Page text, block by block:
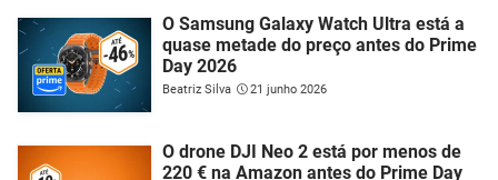
O Samsung Galaxy Watch Ultra está a
quase metade do preço antes do Prime
Day 2026
Beatriz Silva 21 junho 2026
O drone DJI Neo 2 está por menos de
220 € na Amazon antes do Prime Day